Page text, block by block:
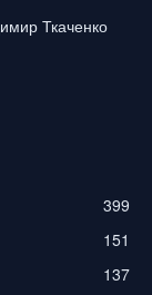
Ткаченко
399
151
137